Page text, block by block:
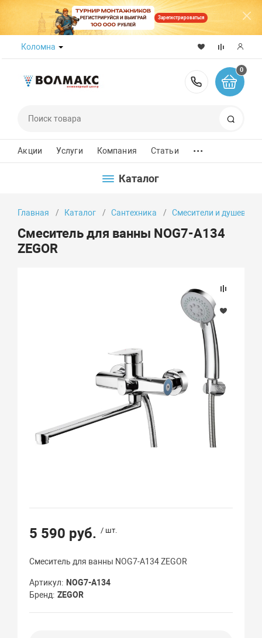
Зарегистрироваться
Коломна
8 (800)
0
Акции Услуги Компания Статьи ...
Каталог
Главная Каталог Сантехника Смесители и душевые
Смеситель для ванны NOG7-A134
ZEGOR
5 590 руб. / шт.
Смеситель для ванны NOG7-A134 ZEGOR
Артикул
NOG7-A134
Бренд ZEGOR